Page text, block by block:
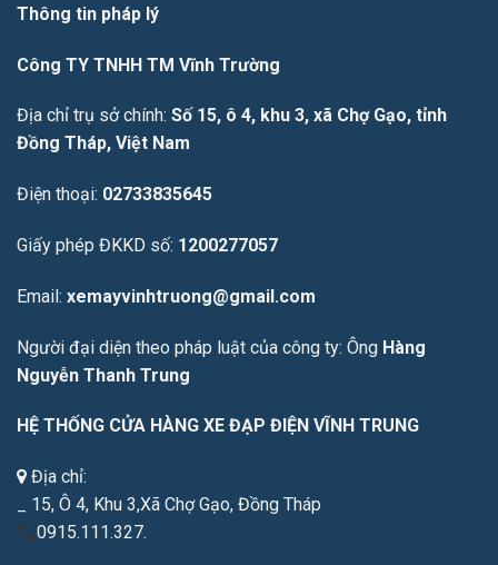
Thông tin pháp lý
Công TY TNHH TM Vĩnh Trường
Địa chỉ trụ sở chính: Số 15, ô 4, khu 3, xã Chợ Gạo, tỉnh
Đồng Tháp, Việt Nam
Điện thoại: 02733835645
Giấy phép ĐKKD số: 1200277057
Email: xemayvinhtruong@gmail.com
Người đại diện theo pháp luật của công ty: Ông Hàng
Nguyễn Thanh Trung
HỆ THỐNG CỬA HÀNG XE ĐẠP ĐIỆN VĨNH TRUNG
Địa chỉ:
_ 15, Ô 4, Khu 3,Xã Chợ Gạo, Đồng Tháp
0915.111.327.